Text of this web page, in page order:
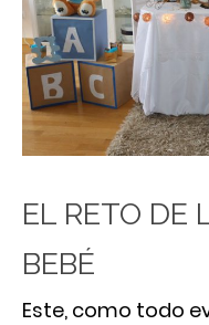
EL RETO DE
BEBÉ
Este, como todo